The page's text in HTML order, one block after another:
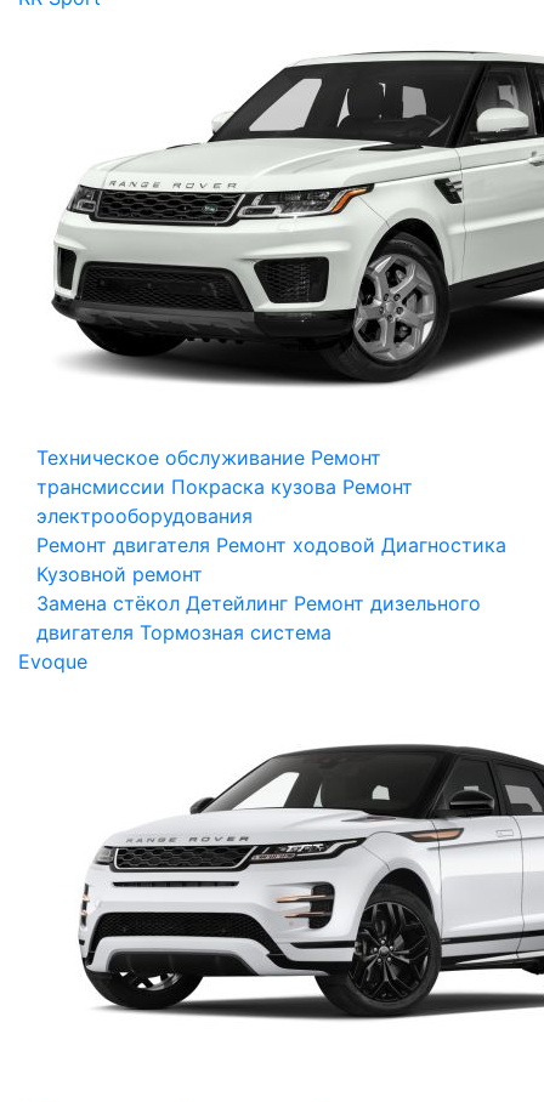
Техническое обслуживание Ремонт
трансмиссии Покраска кузова Ремонт
электрооборудования
Ремонт двигателя Ремонт ходовой Диагностика
Кузовной ремонт
Замена стёкол Детейлинг Ремонт дизельного
двигателя Тормозная система
Evoque